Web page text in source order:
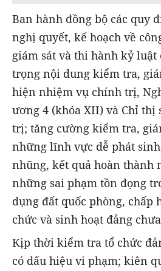
Ban hành đồng bộ các quy
nghị quyết, kế hoạch về
giám sát và thi hành kỷ luật
trọng nội dung kiểm tra,
hiện nhiệm vụ chính trị,
ương 4 (khóa XII) và Chỉ thị
trị; tăng cường kiểm tra,
những lĩnh vực dễ phát
nhũng, kết quả hoàn thành
những sai phạm tồn đọng
dụng đất quốc phòng, chấp
chức và sinh hoạt đảng
Kịp thời kiểm tra tổ chức
có dấu hiệu vi phạm; kiên